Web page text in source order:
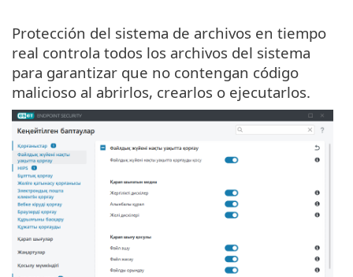
Protección del sistema de archivos en tiempo
real controla todos los archivos del sistema
para garantizar que no contengan código
malicioso al abrirlos, crearlos o ejecutarlos.